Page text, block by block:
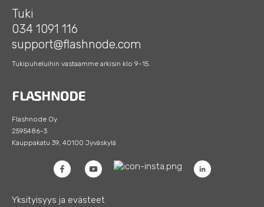
Tuki
034 1091 116
support@flashnode.com
Tukipuheluihin vastaamme arkisin klo 9-15.
Flashnode Oy
2595486-3
Kauppakatu 39, 40100 Jyväskylä
Yksityisyys ja evästeet